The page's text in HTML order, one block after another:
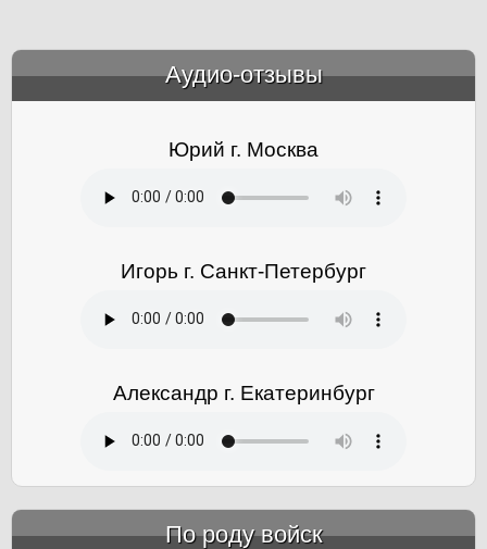
Аудио-отзывы
Юрий г. Москва
Игорь г. Санкт-Петербург
Александр г. Екатеринбург
По роду войск